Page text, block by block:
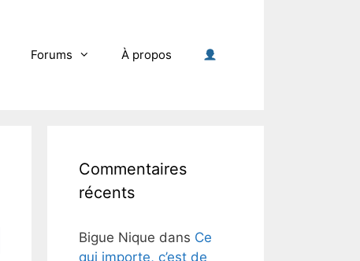
Forums À propos
Commentaires
récents
Bigue Nique dans Ce
qui importe, c’est de